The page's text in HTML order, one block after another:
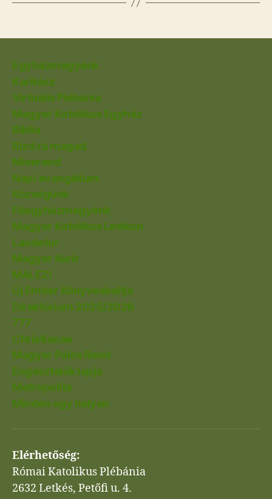
Egyházmegyénk
Karitász
Virtuális Plébánia
Magyar Katolikus Egyház
Biblia
Bízd rá magad
Miserend
Napi evangélium
Községünk
Főegyházmegyénk
Magyar Katolikus Lexikon
Laudetur
Magyar Kurír
MALEZI
Új Ember Könyvesboltja
Direktórium 2025/2026
777
Christianae
Magyar Pálos Rend
Engesztelők lapja
Metropolita
Minden egy helyen
Elérhetőség:
Római Katolikus Plébánia
2632 Letkés, Petőfi u. 4.